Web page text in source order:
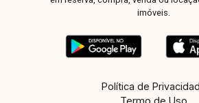
imóveis.
Política de
Termo de Uso